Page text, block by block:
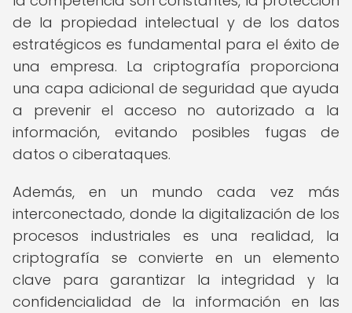
de la propiedad intelectual y de los datos
estratégicos es fundamental para el éxito de
una empresa. La criptografía proporciona
una capa adicional de seguridad que ayuda
a prevenir el acceso no autorizado a la
información, evitando posibles fugas de
datos o ciberataques.
Además, en un mundo cada vez más
interconectado, donde la digitalización de los
procesos industriales es una realidad, la
criptografía se convierte en un elemento
clave para garantizar la integridad y la
confidencialidad de la información en las